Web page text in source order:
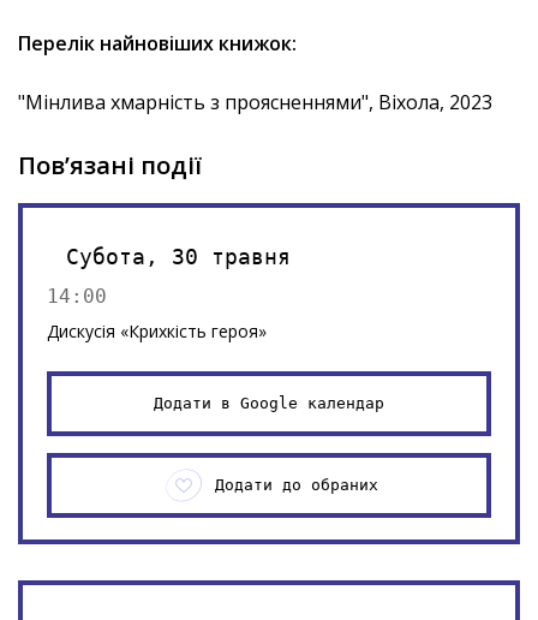
Перелік найновіших книжок:
"Мінлива хмарність з проясненнями", Віхола, 2023
Пов’язані події
Субота, 30 травня
14:00
Дискусія «Крихкість героя»
Додати в Google календар
Додати до обраних